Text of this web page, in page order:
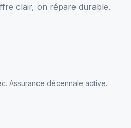
clair, on répare durable.
Assurance décennale active.